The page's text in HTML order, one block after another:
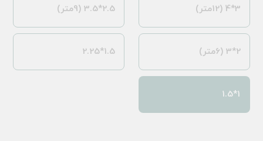
3*4 (12متر) 2.5*3.5 (9متر)
2*3 (6متر) 1.5*2.25
1*1.5